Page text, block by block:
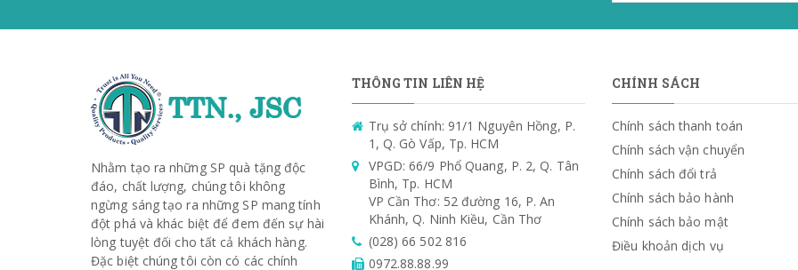
Nhằm tạo ra những SP quà tặng độc
đáo, chất lượng, chúng tôi không
ngừng sáng tạo ra những SP mang tính
đột phá và khác biệt để đem đến sự hài
lòng tuyệt đối cho tất cả khách hàng.
Đặc biệt chúng tôi còn có các chính
THÔNG TIN LIÊN HỆ
Trụ sở chính: 91/1 Nguyên Hồng, P.
1, Q. Gò Vấp, Tp. HCM
VPGD: 66/9 Phổ Quang, P. 2, Q. Tân
Bình, Tp. HCM
VP Cần Thơ: 52 đường 16, P. An
Khánh, Q. Ninh Kiều, Cần Thơ
(028) 66 502 816
0972.88.88.99
CHÍNH SÁCH
Chính sách thanh toán
Chính sách vận chuyển
Chính sách đổi trả
Chính sách bảo hành
Chính sách bảo mật
Điều khoản dịch vụ